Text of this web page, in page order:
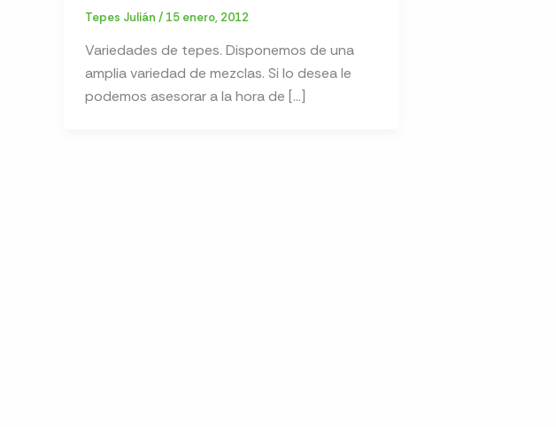
Tepes Julián / 15 enero, 2012
Variedades de tepes. Disponemos de una
amplia variedad de mezclas. Si lo desea le
podemos asesorar a la hora de […]